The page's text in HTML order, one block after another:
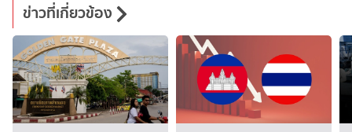
ข่าวที่เกี่ยวข้อง